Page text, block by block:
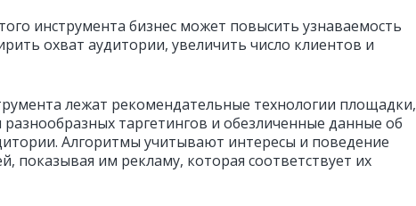
инструмента бизнес может повысить узнаваемость
охват аудитории, увеличить число клиентов и
лежат рекомендательные технологии площадки,
разнообразных таргетингов и обезличенные данные об
Алгоритмы учитывают интересы и поведение
показывая им рекламу, которая соответствует их